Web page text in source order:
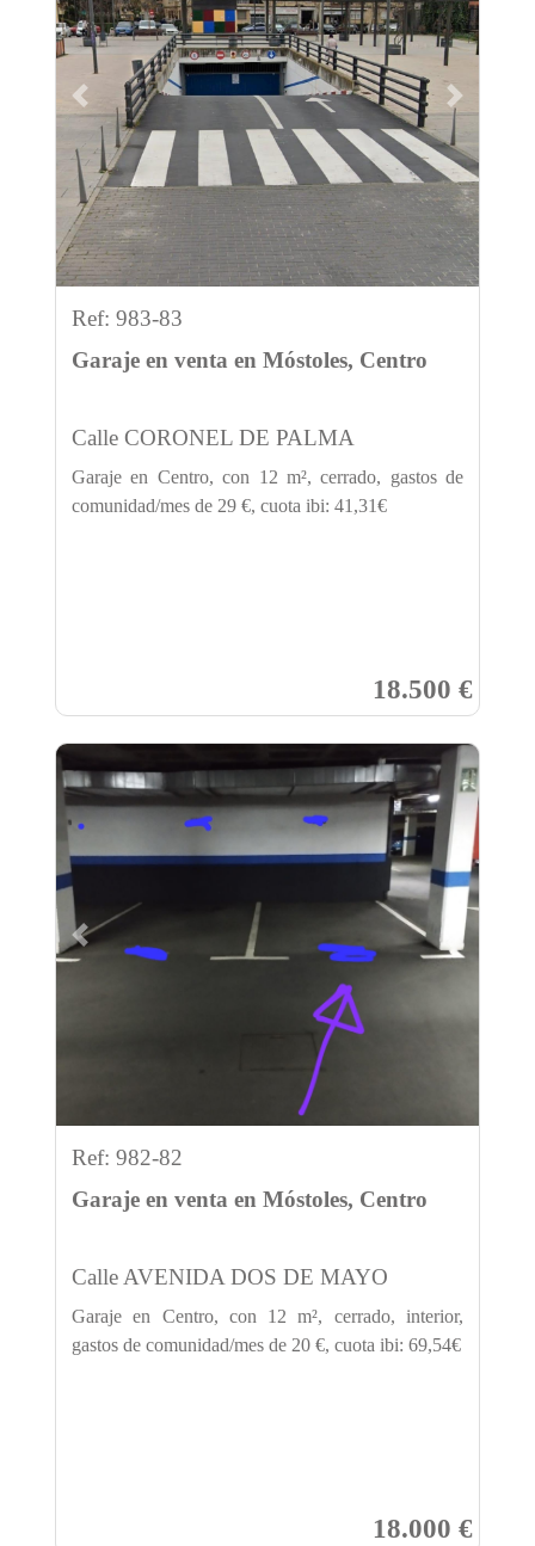
Previous Next
Ref: 983-83
Garaje en venta en Móstoles, Centro
Calle CORONEL DE PALMA
Garaje en Centro, con 12 m², cerrado, gastos de
comunidad/mes de 29 €, cuota ibi: 41,31€
18.500 €
Previous Next
Ref: 982-82
Garaje en venta en Móstoles, Centro
Calle AVENIDA DOS DE MAYO
Garaje en Centro, con 12 m², cerrado, interior,
gastos de comunidad/mes de 20 €, cuota ibi: 69,54€
18.000 €